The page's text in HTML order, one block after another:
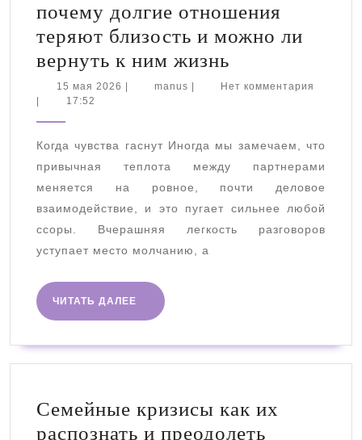
почему долгие отношения
теряют близость и можно ли
вернуть к ним жизнь
любовь
долгие
отношения
теряют
близость
к
15 мая 2026 15
manus manusНет комментария
17:52
Когда чувства гаснут Иногда мы замечаем, что
привычная теплота между партнерами
меняется на ровное, почти деловое
взаимодействие, и это пугает сильнее любой
ссоры. Вчерашняя легкость разговоров
уступает место молчанию, а
ЧИТАТЬ ДАЛЕЕ
ЧИТАТЬ
ДАЛЕЕ
Семейные кризисы как их
распознать и преодолеть